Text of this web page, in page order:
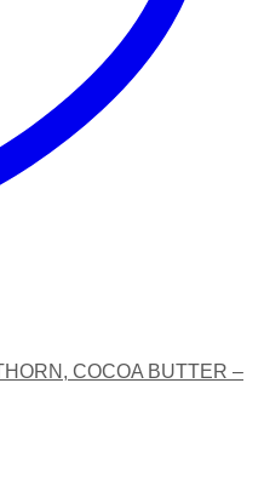
COCOA BUTTER –